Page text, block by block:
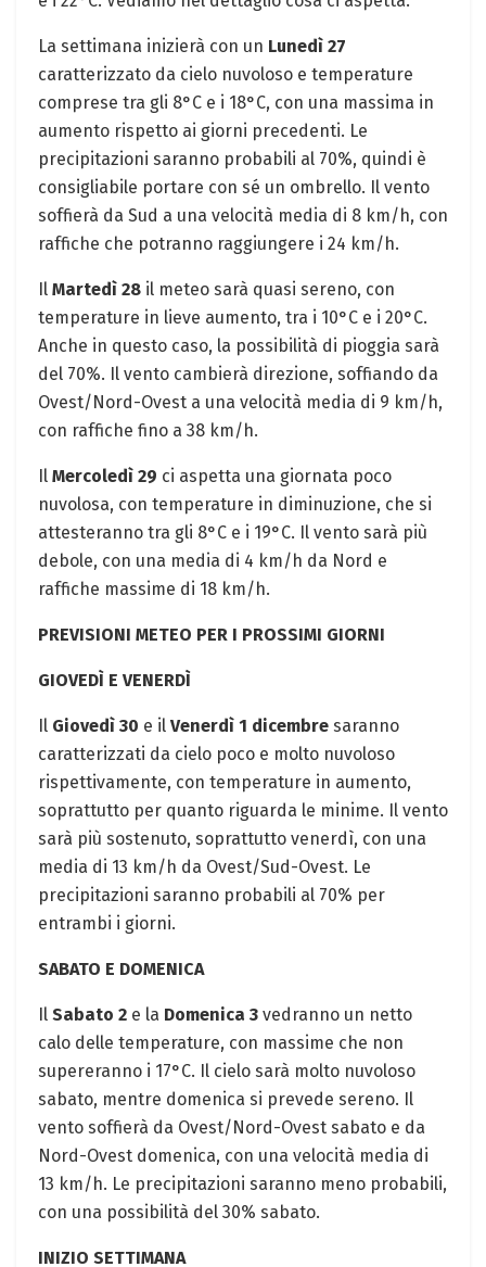
La settimana inizierà con un Lunedì 27
caratterizzato da cielo nuvoloso e temperature
comprese tra gli 8°C e i 18°C, con una massima in
aumento rispetto ai giorni precedenti. Le
precipitazioni saranno probabili al 70%, quindi è
consigliabile portare con sé un ombrello. Il vento
soffierà da Sud a una velocità media di 8 km/h, con
raffiche che potranno raggiungere i 24 km/h.
Il Martedì 28 il meteo sarà quasi sereno, con
temperature in lieve aumento, tra i 10°C e i 20°C.
Anche in questo caso, la possibilità di pioggia sarà
del 70%. Il vento cambierà direzione, soffiando da
Ovest/Nord-Ovest a una velocità media di 9 km/h,
con raffiche fino a 38 km/h.
Il Mercoledì 29 ci aspetta una giornata poco
nuvolosa, con temperature in diminuzione, che si
attesteranno tra gli 8°C e i 19°C. Il vento sarà più
debole, con una media di 4 km/h da Nord e
raffiche massime di 18 km/h.
PREVISIONI METEO PER I PROSSIMI GIORNI
GIOVEDÌ E VENERDÌ
Il Giovedì 30 e il Venerdì 1 dicembre saranno
caratterizzati da cielo poco e molto nuvoloso
rispettivamente, con temperature in aumento,
soprattutto per quanto riguarda le minime. Il vento
sarà più sostenuto, soprattutto venerdì, con una
media di 13 km/h da Ovest/Sud-Ovest. Le
precipitazioni saranno probabili al 70% per
entrambi i giorni.
SABATO E DOMENICA
Il Sabato 2 e la Domenica 3 vedranno un netto
calo delle temperature, con massime che non
supereranno i 17°C. Il cielo sarà molto nuvoloso
sabato, mentre domenica si prevede sereno. Il
vento soffierà da Ovest/Nord-Ovest sabato e da
Nord-Ovest domenica, con una velocità media di
13 km/h. Le precipitazioni saranno meno probabili,
con una possibilità del 30% sabato.
INIZIO SETTIMANA